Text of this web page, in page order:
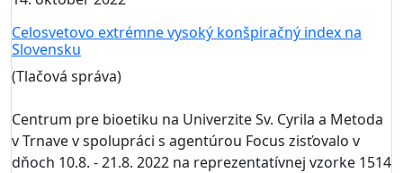
Celosvetovo extrémne vysoký konšpiračný index na
Slovensku
(Tlačová správa)
Centrum pre bioetiku na Univerzite Sv. Cyrila a Metoda
v Trnave v spolupráci s agentúrou Focus zisťovalo v
dňoch 10.8. - 21.8. 2022 na reprezentatívnej vzorke 1514